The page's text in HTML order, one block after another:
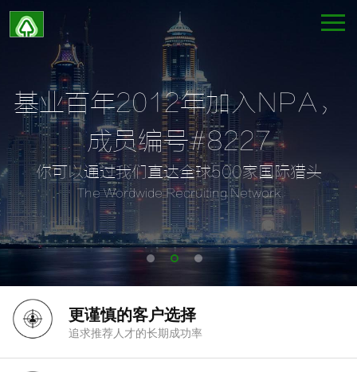
基业百年2012年加入NPA，
成员编号#8227
你可以通过我们直达全球500家国际猎头
The Wordwide Recruiting Network
更谨慎的客户选择
追求推荐人才的长期成功率